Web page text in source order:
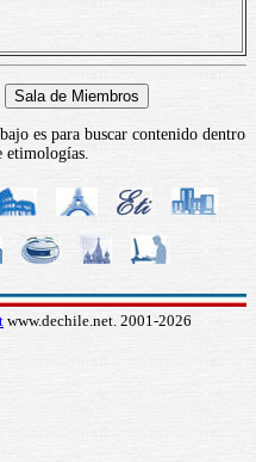
es para buscar contenido dentro
etimologías.
www.dechile.net. 2001-2026